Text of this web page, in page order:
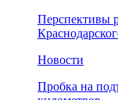
Перспективы
Новости
Пробка на